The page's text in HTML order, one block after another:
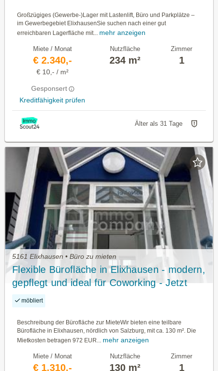
Großzügiges (Gewerbe-)Lager mit Lastenlift, Büro und Parkplätze –
im Gewerbegebiet ElixhausenSie suchen nach einer gut
erreichbaren Lagerfläche mit... mehr anzeigen
Miete / Monat
€ 2.340,-
€ 10,- / m²
Gesponsert
Kreditfähigkeit prüfen
Nutzfläche
234 m²
Zimmer
1
Älter als 31 Tage
5161 Elixhausen • Büro zu mieten
Flexible Bürofläche in Elixhausen - modern,
gepflegt und ideal für Coworking - Jetzt
mieten für 1.310,00 EUR!
möbliert
Beschreibung der Bürofläche zur MieteWir bieten eine teilbare
Bürofläche in Elixhausen, nördlich von Salzburg, mit ca. 130 m². Die
Mietkosten betragen 972 EUR... mehr anzeigen
Miete / Monat
€ 1.310,-
Nutzfläche
130 m²
Zimmer
1